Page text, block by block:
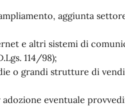
aggiunta
e altri sistemi di
114/98);
o grandi strutture di
eventuale